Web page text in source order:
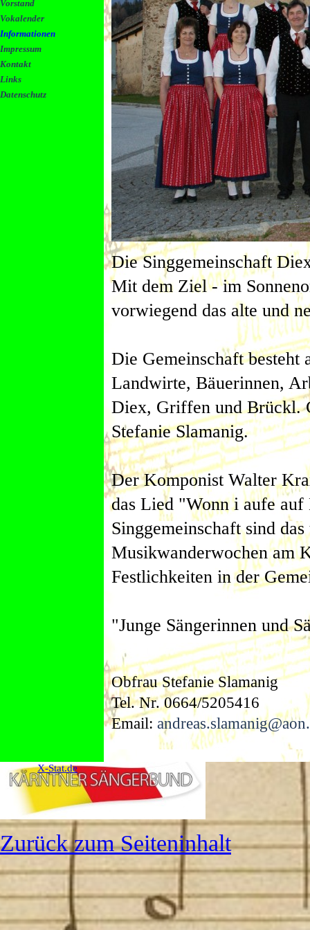
Vorstand
Vokalender
Informationen
Impressum
Kontakt
Links
Datenschutz
Die Singgemeinschaft
Mit dem Ziel - im
vorwiegend das alte und
Die Gemeinschaft besteht
Landwirte, Bäuerinnen,
Diex, Griffen und Brückl.
Stefanie Slamanig.
Der Komponist Walter
das Lied "Wonn i aufe
Singgemeinschaft sind
Musikwanderwochen am
Festlichkeiten in der
"Junge Sängerinnen und
Obfrau Stefanie Slamanig
Tel. Nr. 0664/5205416
Email:
X-Stat.de
Zurück zum Seiteninhalt